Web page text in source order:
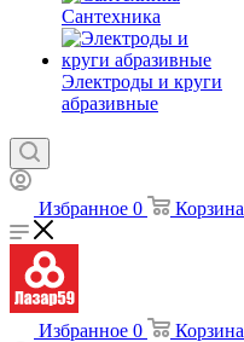
Сантехника
Электроды и круги
абразивные
Избранное 0 Корзина
Избранное 0 Корзина